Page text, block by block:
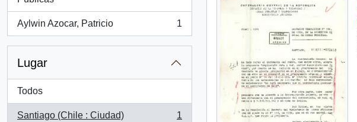
Aylwin Azocar, Patricio
, 1 resultados
1
Lugar
Todos
Santiago (Chile : Ciudad) 1